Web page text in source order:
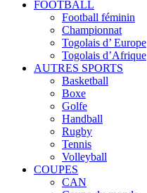
FOOTBALL
Football féminin
Championnat
Togolais d’ Europe
Togolais d’Afrique
AUTRES SPORTS
Basketball
Boxe
Golfe
Handball
Rugby
Tennis
Volleyball
COUPES
CAN